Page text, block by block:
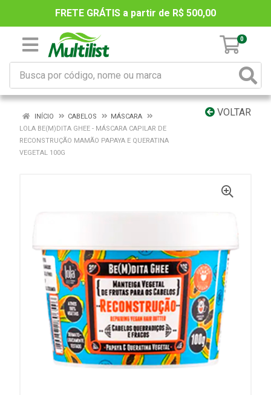
FRETE GRÁTIS a partir de R$ 500,00
0
VOLTAR
INÍCIO CABELOS
MÁSCARA
LOLA BE(M)DITA GHEE - MÁSCARA CAPILAR DE
RECONSTRUÇÃO MAMÃO PAPAYA E QUERATINA
VEGETAL 100G